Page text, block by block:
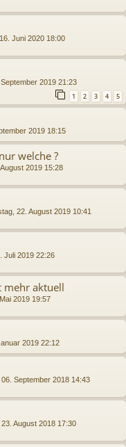
Juni 2020 18:00
2019 21:23
1 2 3 4 5
2019 18:15
welche ?
2019 15:28
22. August 2019 10:41
Juli 2019 22:26
mehr aktuell
2019 19:57
2019 22:12
September 2018 14:43
August 2018 17:30